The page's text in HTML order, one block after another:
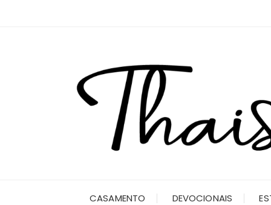
CASAMENTO DEVOCIONAIS